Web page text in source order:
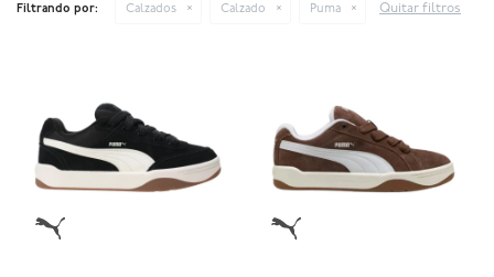
Filtrando por: Calzados Calzado Puma Quitar filtros